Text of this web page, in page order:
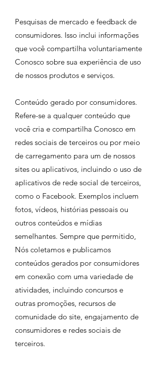
Pesquisas de mercado e feedback de
consumidores. Isso inclui informações
que você compartilha voluntariamente
Conosco sobre sua experiência de uso
de nossos produtos e serviços.
Conteúdo gerado por consumidores.
Refere-se a qualquer conteúdo que
você cria e compartilha Conosco em
redes sociais de terceiros ou por meio
de carregamento para um de nossos
sites ou aplicativos, incluindo o uso de
aplicativos de rede social de terceiros,
como o Facebook. Exemplos incluem
fotos, vídeos, histórias pessoais ou
outros conteúdos e mídias
semelhantes. Sempre que permitido,
Nós coletamos e publicamos
conteúdos gerados por consumidores
em conexão com uma variedade de
atividades, incluindo concursos e
outras promoções, recursos de
comunidade do site, engajamento de
consumidores e redes sociais de
terceiros.